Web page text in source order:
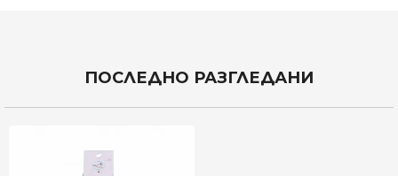
ПОСЛЕДНО РАЗГЛЕДАНИ